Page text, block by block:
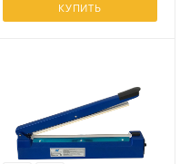
КУПИТЬ